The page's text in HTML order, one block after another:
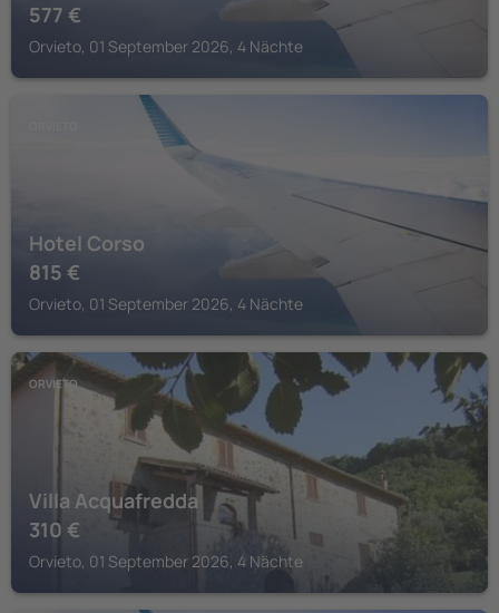
577 €
Orvieto, 01 September 2026, 4 Nächte
Hotel Corso
815 €
Orvieto, 01 September 2026, 4 Nächte
ORVIETO
Villa Acquafredda
310 €
Orvieto, 01 September 2026, 4 Nächte